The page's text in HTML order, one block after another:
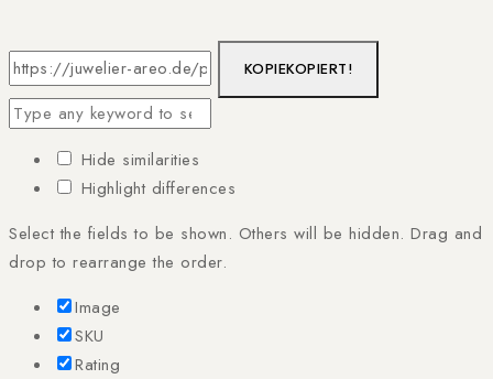
KOPIEKOPIERT!
Hide similarities
Highlight differences
Select the fields to be shown. Others will be hidden. Drag and
drop to rearrange the order.
Image
SKU
Rating